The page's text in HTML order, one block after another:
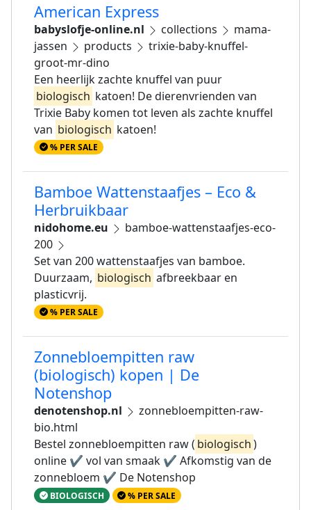
American Express
babyslofje-online.nl collections
mama-
jassen
products
trixie-baby-knuffel-
groot-mr-dino
Een heerlijk zachte knuffel van puur
biologisch katoen! De dierenvrienden van
Trixie Baby komen tot leven als zachte knuffel
van biologisch katoen!
% PER SALE
Bamboe Wattenstaafjes – Eco &
Herbruikbaar
nidohome.eu
bamboe-wattenstaafjes-eco-
200
Set van 200 wattenstaafjes van bamboe.
Duurzaam, biologisch afbreekbaar en
plasticvrij.
% PER SALE
Zonnebloempitten raw
(biologisch) kopen | De
Notenshop
denotenshop.nl
zonnebloempitten-raw-
bio.html
Bestel zonnebloempitten raw ( biologisch)
online ✔ vol van smaak ✔ Afkomstig van de
zonnebloem ✔ De Notenshop
BIOLOGISCH % PER SALE